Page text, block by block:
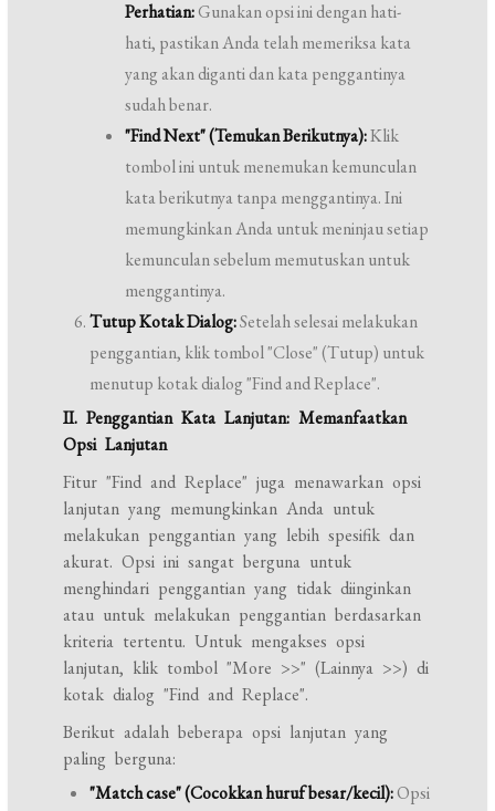
Perhatian:Gunakan opsi ini dengan hati-
hati, pastikan Anda telah memeriksa kata
yang akan diganti dan kata penggantinya
sudah benar.
"Find Next" (Temukan Berikutnya):Klik
tombol ini untuk menemukan kemunculan
kata berikutnya tanpa menggantinya. Ini
memungkinkan Anda untuk meninjau setiap
kemunculan sebelum memutuskan untuk
menggantinya.
Tutup Kotak Dialog:Setelah selesai melakukan
penggantian, klik tombol "Close" (Tutup) untuk
menutup kotak dialog "Find and Replace".
II. Penggantian Kata Lanjutan: Memanfaatkan
Opsi Lanjutan
Fitur "Find and Replace" juga menawarkan opsi
lanjutan yang memungkinkan Anda untuk
melakukan penggantian yang lebih spesifik dan
akurat. Opsi ini sangat berguna untuk
menghindari penggantian yang tidak diinginkan
atau untuk melakukan penggantian berdasarkan
kriteria tertentu. Untuk mengakses opsi
lanjutan, klik tombol "More >>" (Lainnya >>) di
kotak dialog "Find and Replace".
Berikut adalah beberapa opsi lanjutan yang
paling berguna:
"Match case" (Cocokkan huruf besar/kecil):Opsi